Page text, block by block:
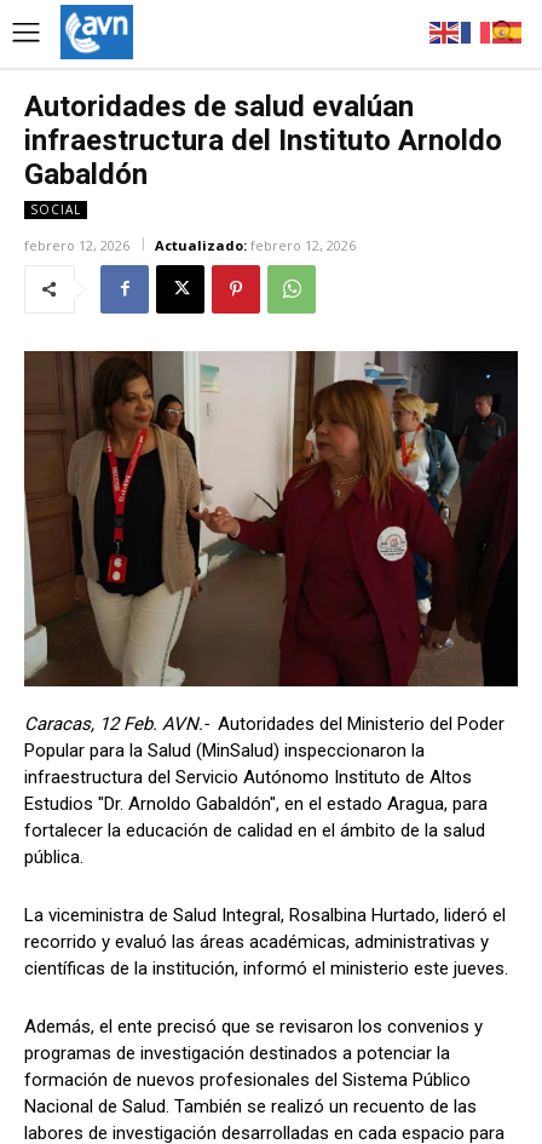
Autoridades de salud evalúan
infraestructura del Instituto Arnoldo
Gabaldón
SOCIAL
febrero 12, 2026 Actualizado: febrero 12, 2026
Caracas, 12 Feb. AVN.- Autoridades del Ministerio del Poder
Popular para la Salud (MinSalud) inspeccionaron la
infraestructura del Servicio Autónomo Instituto de Altos
Estudios "Dr. Arnoldo Gabaldón", en el estado Aragua, para
fortalecer la educación de calidad en el ámbito de la salud
pública.
La viceministra de Salud Integral, Rosalbina Hurtado, lideró el
recorrido y evaluó las áreas académicas, administrativas y
científicas de la institución, informó el ministerio este jueves.
Además, el ente precisó que se revisaron los convenios y
programas de investigación destinados a potenciar la
formación de nuevos profesionales del Sistema Público
Nacional de Salud. También se realizó un recuento de las
labores de investigación desarrolladas en cada espacio para